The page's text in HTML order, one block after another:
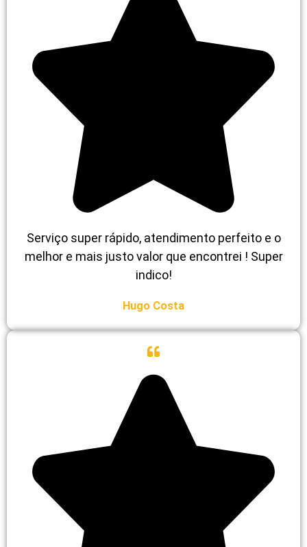
Serviço super rápido, atendimento perfeito e o
melhor e mais justo valor que encontrei ! Super
indico!
Hugo Costa